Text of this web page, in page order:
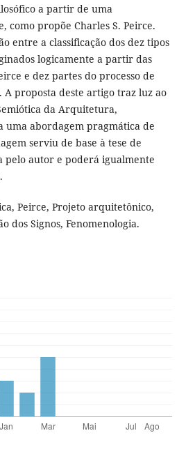
a partir de uma
como propõe Charles S. Peirce.
entre a classificação dos dez tipos
logicamente a partir das
e dez partes do processo de
proposta deste artigo traz luz ao
da Arquitetura,
uma abordagem pragmática de
serviu de base à tese de
pelo autor e poderá igualmente
Peirce, Projeto arquitetônico,
dos Signos, Fenomenologia.